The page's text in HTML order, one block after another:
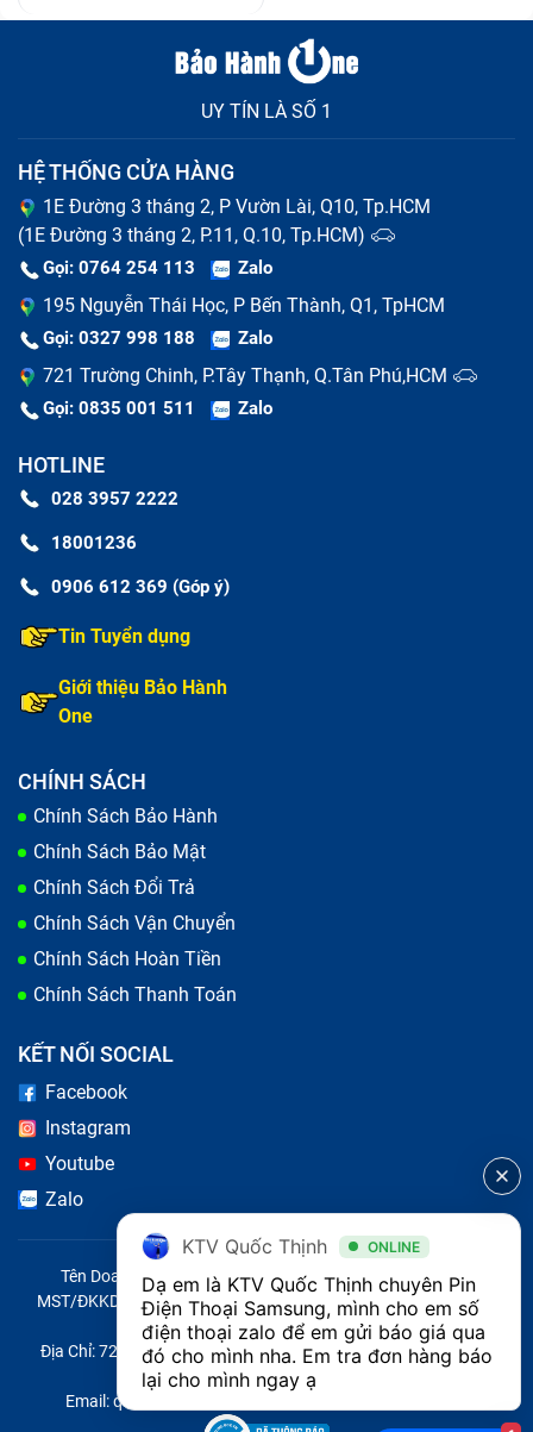
UY TÍN LÀ SỐ 1
HỆ THỐNG CỬA HÀNG
1E Đường 3 tháng 2, P Vườn Lài, Q10, Tp.HCM
(1E Đường 3 tháng 2, P.11, Q.10, Tp.HCM)
Gọi: 0764 254 113 Zalo
195 Nguyễn Thái Học, P Bến Thành, Q1, TpHCM
Gọi: 0327 998 188 Zalo
721 Trường Chinh, P.Tây Thạnh, Q.Tân Phú,HCM
Gọi: 0835 001 511 Zalo
HOTLINE
028 3957 2222
18001236
0906 612 369 (Góp ý)
Tin Tuyển dụng
Giới thiệu Bảo Hành
One
CHÍNH SÁCH
Chính Sách Bảo Hành
Chính Sách Bảo Mật
Chính Sách Đổi Trả
Chính Sách Vận Chuyển
Chính Sách Hoàn Tiền
Chính Sách Thanh Toán
KẾT NỐI SOCIAL
Facebook
Instagram
Youtube
Zalo
Tên Doanh Nghiệp: CÔNG TY TNHH CITY ONE VIỆT NAM
MST/ĐKKD/QĐTL: 0316569346 do sở KHĐT TP.HCM cấp ngày
14/04/2023
Địa Chỉ: 721 Trường Chinh, Phường Tây Thạnh, Quận Tân Phú,
Thành phố Hồ Chí Minh, Việt Nam
Email: quoc@baohanhone.com | Điện Thoại: 18001236
KTV Quốc Thịnh ONLINE
Dạ em là KTV Quốc Thịnh chuyên Pin
Điện Thoại Samsung, mình cho em số
điện thoại zalo để em gửi báo giá qua
đó cho mình nha. Em tra đơn hàng báo
lại cho mình ngay ạ